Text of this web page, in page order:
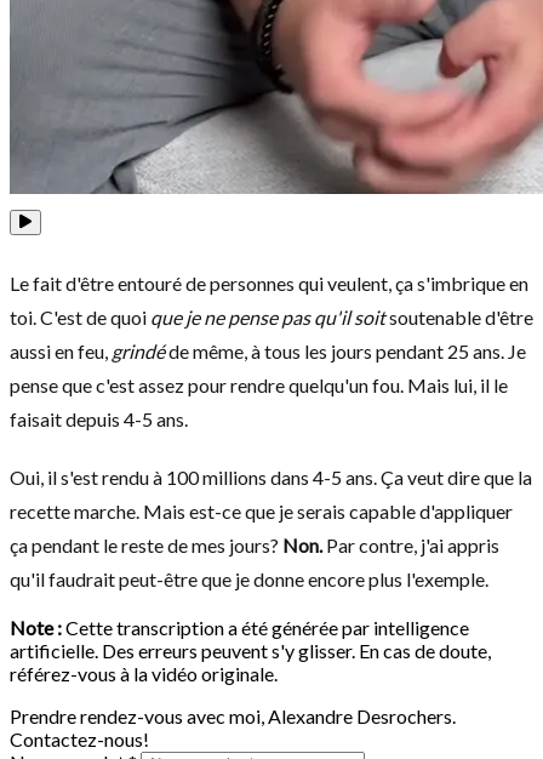
Le fait d'être entouré de personnes qui veulent, ça s'imbrique en
toi. C'est de quoi que je ne pense pas qu'il soitsoutenable d'être
aussi en feu, grindéde même, à tous les jours pendant 25 ans. Je
pense que c'est assez pour rendre quelqu'un fou. Mais lui, il le
faisait depuis 4-5 ans.
Oui, il s'est rendu à 100 millions dans 4-5 ans. Ça veut dire que la
recette marche. Mais est-ce que je serais capable d'appliquer
ça pendant le reste de mes jours? Non.Par contre, j'ai appris
qu'il faudrait peut-être que je donne encore plus l'exemple.
Note :Cette transcription a été générée par intelligence
artificielle. Des erreurs peuvent s'y glisser. En cas de doute,
référez-vous à la vidéo originale.
Prendre rendez-vous avec moi, Alexandre Desrochers.
Contactez-nous!